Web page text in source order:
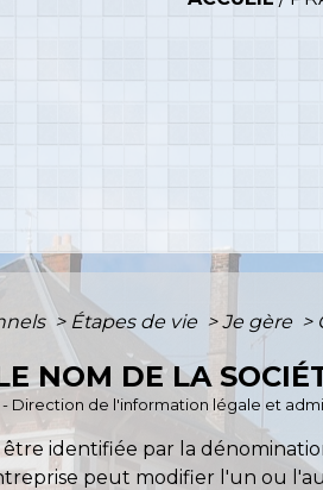
> Étapes de vie > Je gère >
NOM DE LA
- Direction de l'information légale et
identifiée par la
peut modifier l'un ou